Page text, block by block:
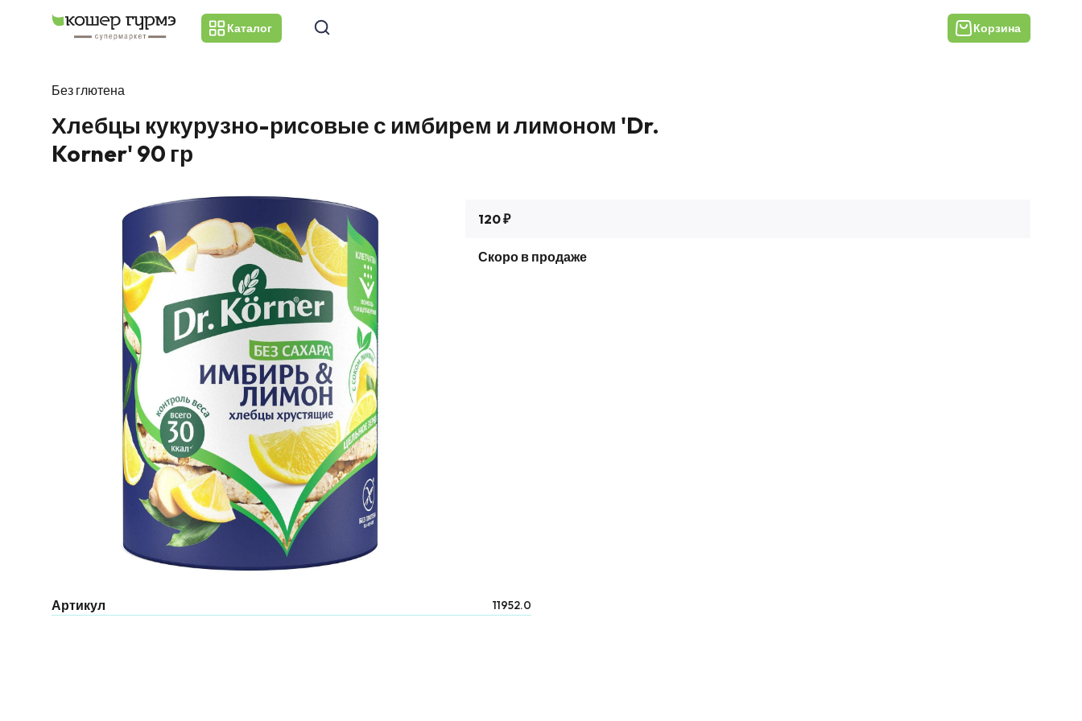
Каталог Корзина
Без глютена
Хлебцы кукурузно-рисовые с имбирем и лимоном 'Dr.
Korner' 90 гр
120 ₽
Скоро в продаже
Артикул 11952.0